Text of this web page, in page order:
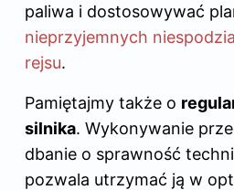
paliwa i dostosowywać
nieprzyjemnych
rejsu.
Pamiętajmy także o
silnika. Wykonywanie
dbanie o sprawność
pozwala utrzymać ją w